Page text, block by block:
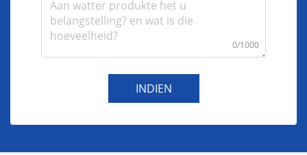
0/1000
INDIEN